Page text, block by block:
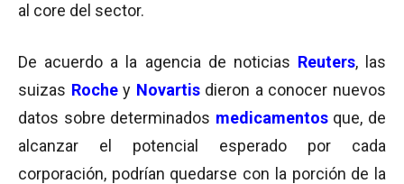
al core del sector.
De acuerdo a la agencia de noticias Reuters, las
suizas Rochey Novartisdieron a conocer nuevos
datos sobre determinados medicamentosque, de
alcanzar el potencial esperado por cada
corporación, podrían quedarse con la porción de la